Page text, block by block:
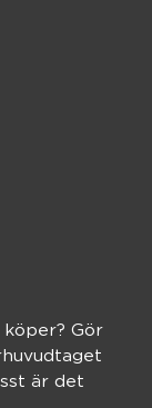
Gör
är det